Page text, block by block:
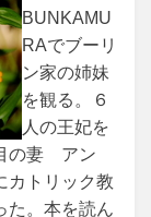
BUNKAMU
RAでブーリ
ン家の姉妹
を観る。６
人の王妃を
目の妻 アン
カトリック教
た。本を読ん